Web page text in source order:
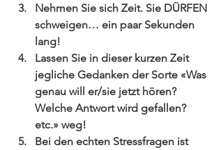
Nehmen Sie sich Zeit. Sie DÜRFEN
schweigen… ein paar Sekunden
lang!
Lassen Sie in dieser kurzen Zeit
jegliche Gedanken der Sorte «Was
genau will er/sie jetzt hören?
Welche Antwort wird gefallen?
etc.» weg!
Bei den echten Stressfragen ist